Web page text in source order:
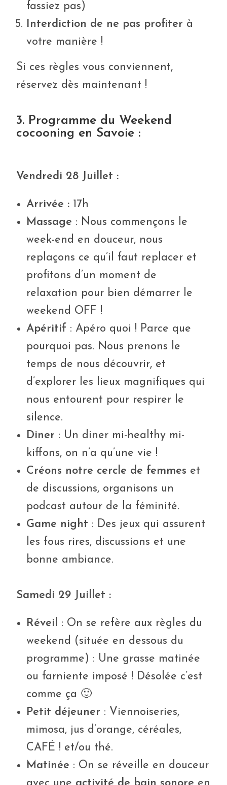
fassiez pas)
Interdiction de ne pas profiter à
votre manière !
Si ces règles vous conviennent,
réservez dès maintenant !
3. Programme du Weekend
cocooning en Savoie :
Vendredi 28 Juillet :
Arrivée : 17h
Massage : Nous commençons le
week-end en douceur, nous
replaçons ce qu’il faut replacer et
profitons d’un moment de
relaxation pour bien démarrer le
weekend OFF !
Apéritif : Apéro quoi ! Parce que
pourquoi pas. Nous prenons le
temps de nous découvrir, et
d’explorer les lieux magnifiques qui
nous entourent pour respirer le
silence.
Diner : Un diner mi-healthy mi-
kiffons, on n’a qu’une vie !
Créons notre cercle de femmes et
de discussions, organisons un
podcast autour de la féminité.
Game night : Des jeux qui assurent
les fous rires, discussions et une
bonne ambiance.
Samedi 29 Juillet :
Réveil : On se refère aux règles du
weekend (située en dessous du
programme) : Une grasse matinée
ou farniente imposé ! Désolée c’est
comme ça 🙂
Petit déjeuner : Viennoiseries,
mimosa, jus d’orange, céréales,
CAFÉ ! et/ou thé.
Matinée : On se réveille en douceur